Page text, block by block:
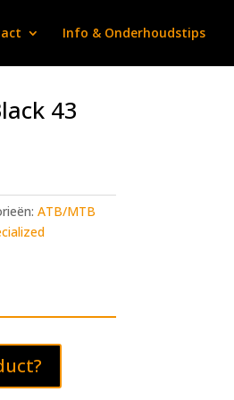
Info & Onderhoudstips
43
ATB/MTB